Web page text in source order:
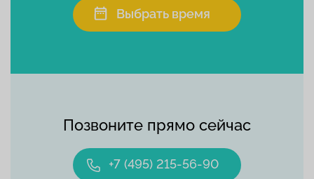
Позвоните прямо сейчас
+7 (495) 215-56-90
Выбрать время